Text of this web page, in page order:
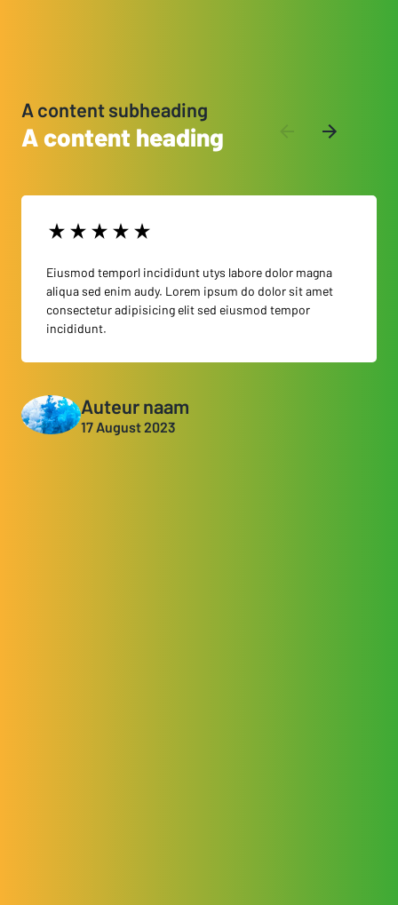
A content subheading
A content heading
Eiusmod temporl incididunt utys labore dolor magna
aliqua sed enim audy. Lorem ipsum do dolor sit amet
consectetur adipisicing elit sed eiusmod tempor
incididunt.
Auteur naam
17 August 2023